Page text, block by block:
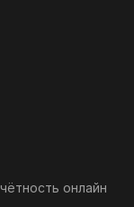
онлайн